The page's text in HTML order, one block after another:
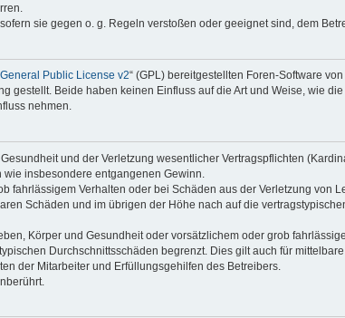
sie gegen o. g. Regeln verstoßen oder geeignet sind, dem
Public License v2“ (GPL) bereitgestellten Foren-Software
gestellt. Beide haben keinen Einfluss auf die Art und Weise, wie
nehmen.
und der Verletzung wesentlicher Vertragspflichten
insbesondere entgangenen Gewinn.
fahrlässigem Verhalten oder bei Schäden aus der Verletzung von
Schäden und im übrigen der Höhe nach auf die
Körper und Gesundheit oder vorsätzlichem oder grob
Durchschnittsschäden begrenzt. Dies gilt auch für
der Mitarbeiter und Erfüllungsgehilfen des Betreibers.